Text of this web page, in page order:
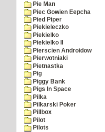
Pie Man
Piec Gowien Eepcha
Pied Piper
Piekieleczko
Piekielko
Piekielko II
Pierscien Androidow
Pierwotniaki
Pietnastka
Pig
Piggy Bank
Pigs In Space
Pilka
Pilkarski Poker
Pillbox
Pilot
Pilots